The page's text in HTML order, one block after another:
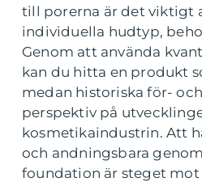
till porerna är det viktigt
individuella hudtyp,
Genom att använda
kan du hitta en produkt
medan historiska för-
perspektiv på
kosmetikaindustrin. Att
och andningsbara
foundation är steget